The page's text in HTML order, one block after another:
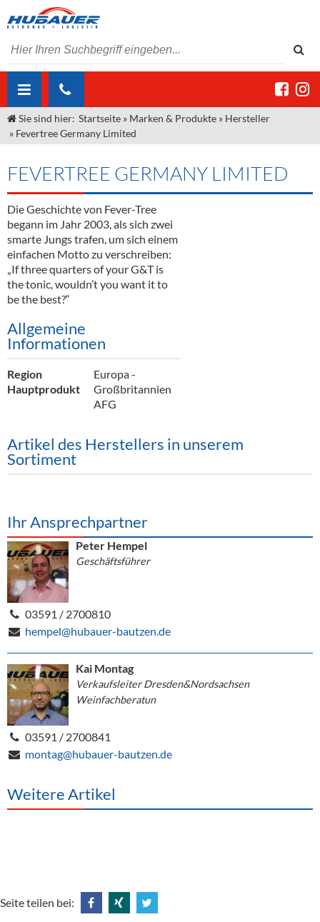
ÜBER UNS
Unser Liefergebiet
Unser Team
Kontakt
Angebote Gastronomie & Großhandel
Gastronomie
Großhandel
Innovation - Die Neue Art des Bierzapfens
"DroughtMaster"
Neuigkeiten
Termine
MARKEN & PRODUKTE
Weine & Schaumwein
Sirup
Spirituosen
Bier
Alkoholfreie Getränke
Öle & Küchenartikel
Kaffee
Equipment
Verpackung
DIENSTLEISTUNGEN
Kommisionskauf & Lieferbedingungen
Fremddienstleistungen
Sie sind hier: Startseite » Marken & Produkte » Hersteller
» Fevertree Germany Limited
FEVERTREE GERMANY LIMITED
Die Geschichte von Fever-Tree
begann im Jahr 2003, als sich zwei
smarte Jungs trafen, um sich einem
einfachen Motto zu verschreiben:
„If three quarters of your G&T is
the tonic, wouldn’t you want it to
be the best?“
Allgemeine
Informationen
Region
Europa -
Großbritannien
Hauptprodukt
AFG
Artikel des Herstellers in unserem
Sortiment
Ihr Ansprechpartner
Peter Hempel
Geschäftsführer
03591 / 2700810
hempel@hubauer-bautzen.de
Kai Montag
Verkaufsleiter Dresden&Nordsachsen
Weinfachberatun
03591 / 2700841
montag@hubauer-bautzen.de
Weitere Artikel
Seite teilen bei: